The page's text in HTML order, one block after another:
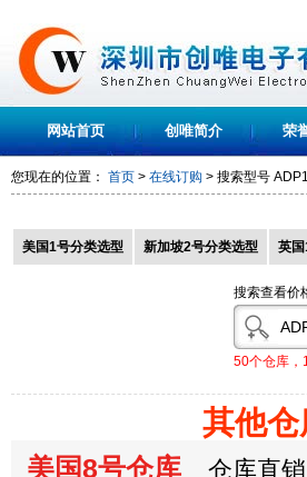
网站首页 创唯简介 荣
您现在的位置： 首页 > 在线订购 > 搜索型号
美国1号分类选型 新加坡2号分类选型 英
搜索查看价
50个仓库，
其他
美国8号仓库 仓库直销